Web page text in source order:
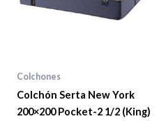
Colchones
Colchón Serta New York
200×200 Pocket-2 1/2 (King)